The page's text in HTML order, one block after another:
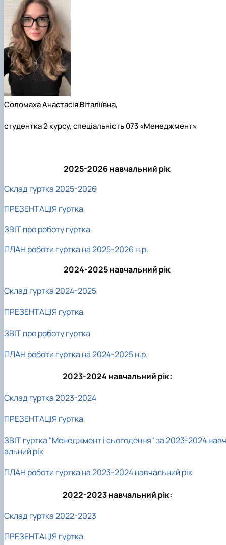
Соломаха Анастасія Віталіївна,
студентка 2 курсу, спеціальність 073 «Менеджмент»
2025-2026 навчальний рік
Склад гуртка 2025-2026
ПРЕЗЕНТАЦІЯ гуртка
ЗВІТ про роботу гуртка
ПЛАН роботи гуртка на 2025-2026 н.р.
2024-2025 навчальний рік
Склад гуртка 2024-2025
ПРЕЗЕНТАЦІЯ гуртка
ЗВІТ про роботу гуртка
ПЛАН роботи гуртка на 2024-2025 н.р.
2023-2024 навчальний рік:
Склад гуртка 2023-2024
ПРЕЗЕНТАЦІЯ гуртка
ЗВІТ гуртка "Менеджмент і сьогодення" за 2023-2024 навч
альний рік
ПЛАН роботи гуртка на 2023-2024 навчальний рік
2022-2023 навчальний рік:
Склад гуртка 2022-2023
ПРЕЗЕНТАЦІЯ гуртка